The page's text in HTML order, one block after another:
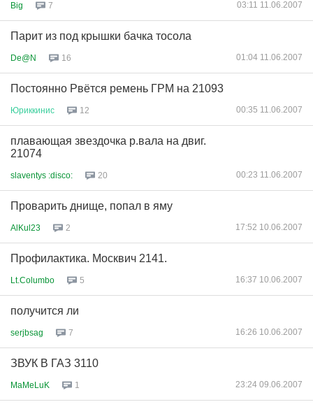
Big 7 03:11 11.06.2007
Парит из под крышки бачка тосола
De@N 16 01:04 11.06.2007
Постоянно Рвётся ремень ГРМ на 21093
Юриккинис 12 00:35 11.06.2007
плавающая звездочка р.вала на двиг.
21074
slaventys :disco: 20 00:23 11.06.2007
Проварить днище, попал в яму
AlKul23 2 17:52 10.06.2007
Профилактика. Москвич 2141.
Lt.Columbo 5 16:37 10.06.2007
получится ли
serjbsag 7 16:26 10.06.2007
ЗВУК В ГАЗ 3110
MaMeLuK 1 23:24 09.06.2007